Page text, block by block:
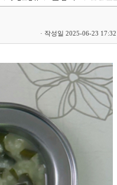
· 작성일 2025-06-23 17:32